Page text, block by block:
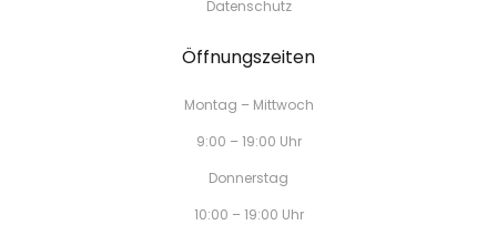
Datenschutz
Öffnungszeiten
Montag – Mittwoch
9:00 – 19:00 Uhr
Donnerstag
10:00 – 19:00 Uhr